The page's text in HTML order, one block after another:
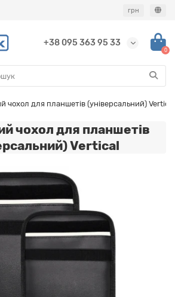
грн
+38 095 363 95 33
0
чохол для планшетів (універсальний) Vertical
чохол для планшетів
Vertical